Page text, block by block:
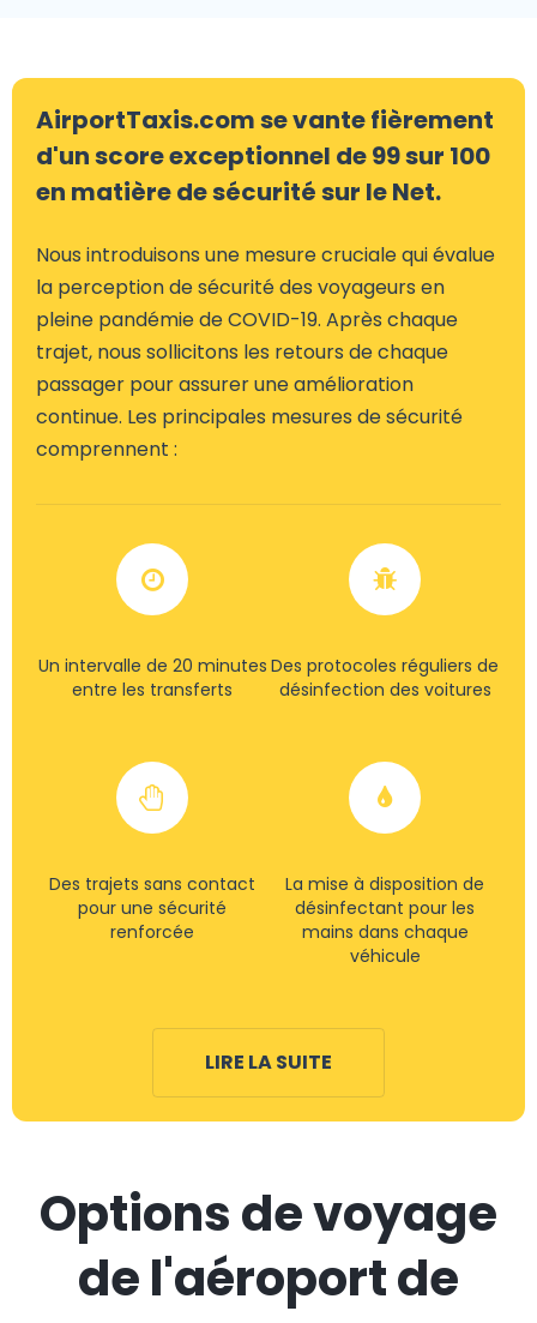
AirportTaxis.com se vante fièrement
d'un score exceptionnel de 99 sur 100
en matière de sécurité sur le Net.
Nous introduisons une mesure cruciale qui évalue
la perception de sécurité des voyageurs en
pleine pandémie de COVID-19. Après chaque
trajet, nous sollicitons les retours de chaque
passager pour assurer une amélioration
continue. Les principales mesures de sécurité
comprennent :
Un intervalle de 20 minutes
entre les transferts
Des protocoles réguliers de
désinfection des voitures
Des trajets sans contact
pour une sécurité
renforcée
La mise à disposition de
désinfectant pour les
mains dans chaque
véhicule
LIRE LA SUITE
Options de voyage
de l'aéroport de